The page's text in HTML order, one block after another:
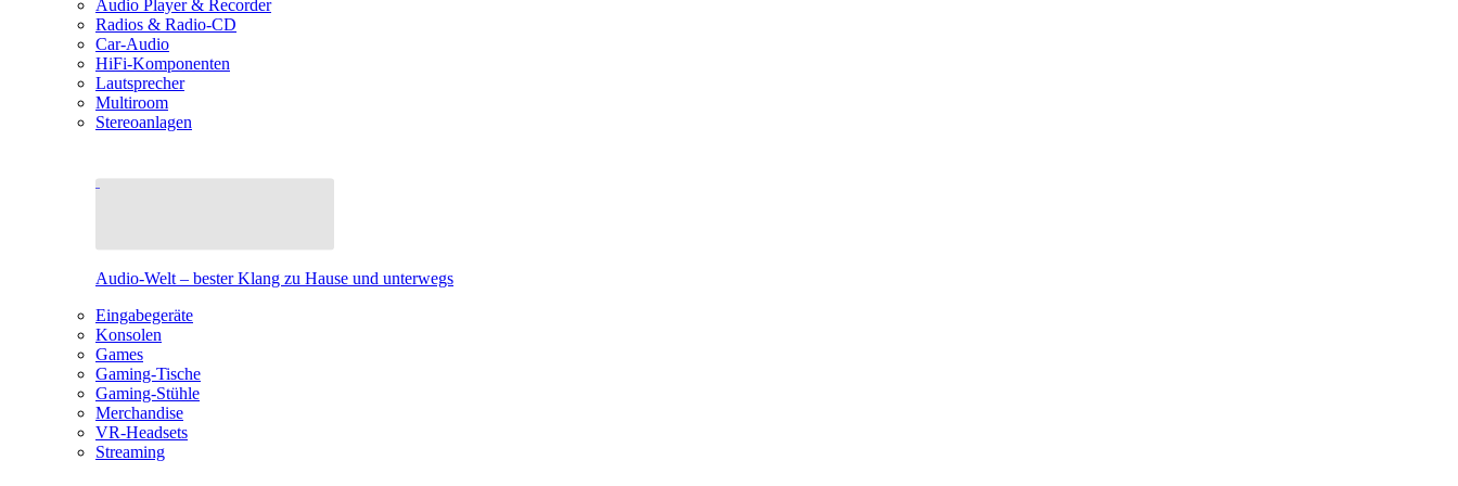
Audio Player & Recorder
Radios & Radio-CD
Car-Audio
HiFi-Komponenten
Lautsprecher
Multiroom
Stereoanlagen
Audio-Welt – bester Klang zu Hause und unterwegs
Eingabegeräte
Konsolen
Games
Gaming-Tische
Gaming-Stühle
Merchandise
VR-Headsets
Streaming